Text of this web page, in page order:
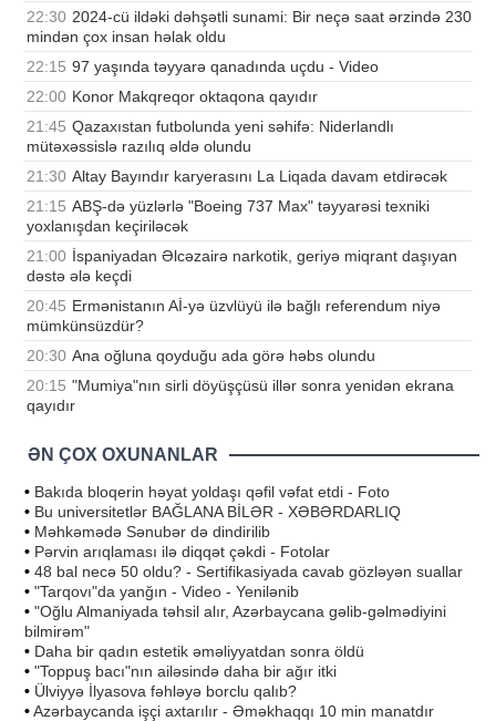
22:30 2024-cü ildəki dəhşətli sunami: Bir neçə saat ərzində 230
mindən çox insan həlak oldu
22:15 97 yaşında təyyarə qanadında uçdu - Video
22:00 Konor Makqreqor oktaqona qayıdır
21:45 Qazaxıstan futbolunda yeni səhifə: Niderlandlı
mütəxəssislə razılıq əldə olundu
21:30 Altay Bayındır karyerasını La Liqada davam etdirəcək
21:15 ABŞ-də yüzlərlə "Boeing 737 Max" təyyarəsi texniki
yoxlanışdan keçiriləcək
21:00 İspaniyadan Əlcəzairə narkotik, geriyə miqrant daşıyan
dəstə ələ keçdi
20:45 Ermənistanın Aİ-yə üzvlüyü ilə bağlı referendum niyə
mümkünsüzdür?
20:30 Ana oğluna qoyduğu ada görə həbs olundu
20:15 "Mumiya"nın sirli döyüşçüsü illər sonra yenidən ekrana
qayıdır
ƏN ÇOX OXUNANLAR
• Bakıda bloqerin həyat yoldaşı qəfil vəfat etdi - Foto
• Bu universitetlər BAĞLANA BİLƏR - XƏBƏRDARLIQ
• Məhkəmədə Sənubər də dindirilib
• Pərvin arıqlaması ilə diqqət çəkdi - Fotolar
• 48 bal necə 50 oldu? - Sertifikasiyada cavab gözləyən suallar
• "Tarqovı"da yanğın - Video - Yenilənib
• "Oğlu Almaniyada təhsil alır, Azərbaycana gəlib-gəlmədiyini
bilmirəm"
• Daha bir qadın estetik əməliyyatdan sonra öldü
• "Toppuş bacı"nın ailəsində daha bir ağır itki
• Ülviyyə İlyasova fəhləyə borclu qalıb?
•Azərbaycanda işçi axtarılır - Əməkhaqqı 10 min manatdır